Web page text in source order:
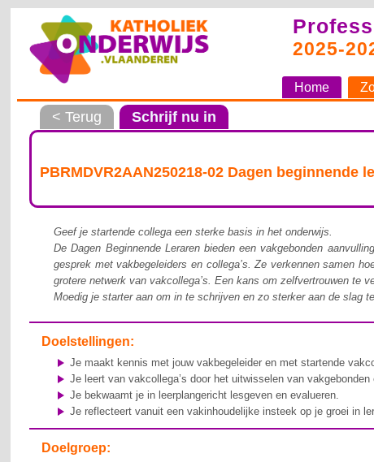
2025-
Home
< Terug Schrijf nu in
PBRMDVR2AAN250218-02 Dagen beginnende
Geef je startende collega een sterke basis in het onderwijs.
De Dagen Beginnende Leraren bieden een vakgebonden
gesprek met vakbegeleiders en collega’s. Ze verkennen samen
grotere netwerk van vakcollega’s. Een kans om zelfvertrouwen te
Moedig je starter aan om in te schrijven en zo sterker aan de slag
Doelstellingen:
Je maakt kennis met jouw vakbegeleider en met startende
Je leert van vakcollega’s door het uitwisselen van vakgebonden
Je bekwaamt je in leerplangericht lesgeven en evalueren.
Je reflecteert vanuit een vakinhoudelijke insteek op je groei in
Doelgroep: